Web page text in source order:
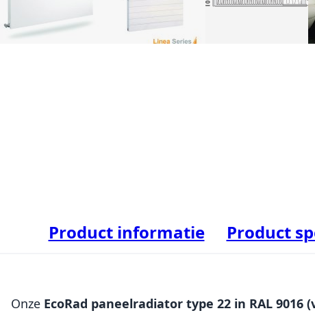
Product informatie
Onze EcoRad paneelradiator type 22 in RAL 9016
Product